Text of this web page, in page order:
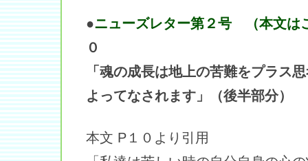
●ニューズレター第２号 （本文は
０
「魂の成長は地上の苦難をプラス
よってなされます」（後半部分）
本文 P１０より引用